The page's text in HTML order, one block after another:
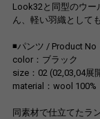
Look32と同型のウー
ん、軽い羽織として
◾️パンツ / Product No
color：ブラック
size：02 (02,03,04展
material：wool 100%
同素材で仕立てたラ